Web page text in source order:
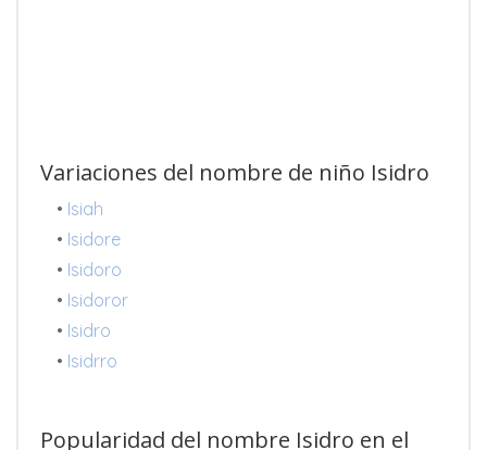
Variaciones del nombre de niño Isidro
• Isiah
• Isidore
• Isidoro
• Isidoror
• Isidro
• Isidrro
Popularidad del nombre Isidro en el